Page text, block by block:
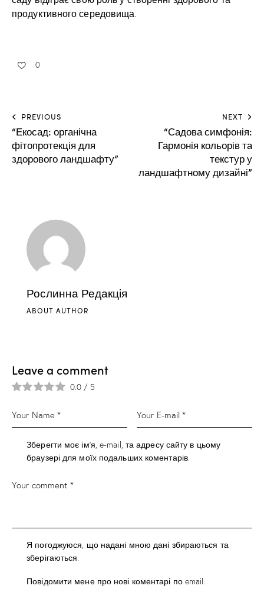
продуктивного середовища.
0
PREVIOUS
“Екосад: органічна
фітопротекція для
здорового ландшафту”
NEXT
“Садова симфонія:
Гармонія кольорів та
текстур у
ландшафтному дизайні”
Рослинна Редакція
ABOUT AUTHOR
Leave a comment
0.0 / 5
Зберегти моє ім'я, e-mail, та адресу сайту в цьому
браузері для моїх подальших коментарів.
Я погоджуюся, що надані мною дані збираються та
зберігаються.
Повідомити мене про нові коментарі по email.